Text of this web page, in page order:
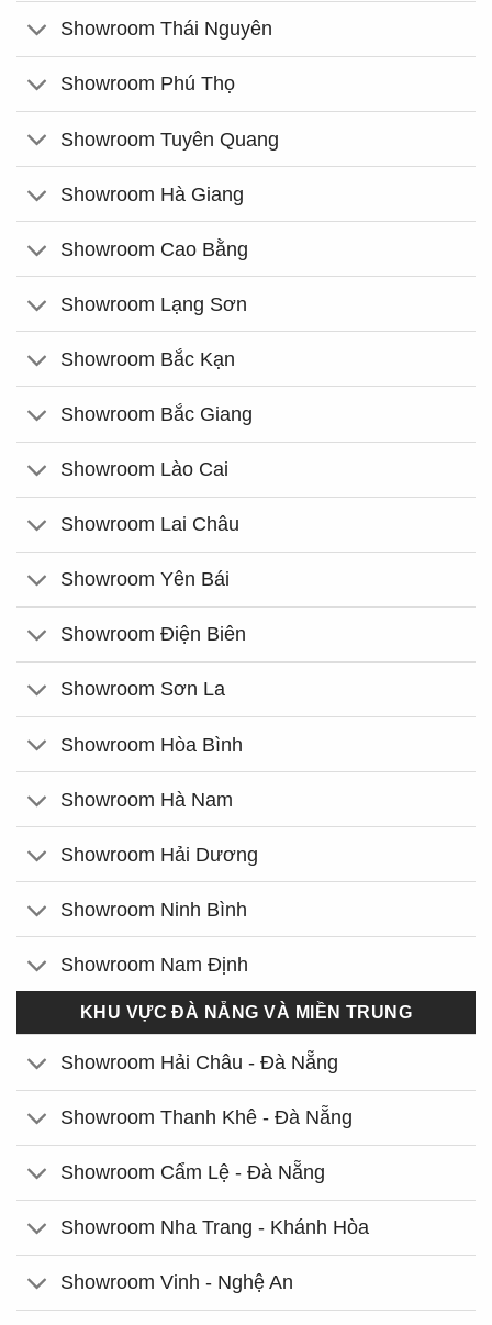
Showroom Thái Nguyên
Showroom Phú Thọ
Showroom Tuyên Quang
Showroom Hà Giang
Showroom Cao Bằng
Showroom Lạng Sơn
Showroom Bắc Kạn
Showroom Bắc Giang
Showroom Lào Cai
Showroom Lai Châu
Showroom Yên Bái
Showroom Điện Biên
Showroom Sơn La
Showroom Hòa Bình
Showroom Hà Nam
Showroom Hải Dương
Showroom Ninh Bình
Showroom Nam Định
KHU VỰC ĐÀ NẴNG VÀ MIỀN TRUNG
Showroom Hải Châu - Đà Nẵng
Showroom Thanh Khê - Đà Nẵng
Showroom Cẩm Lệ - Đà Nẵng
Showroom Nha Trang - Khánh Hòa
Showroom Vinh - Nghệ An